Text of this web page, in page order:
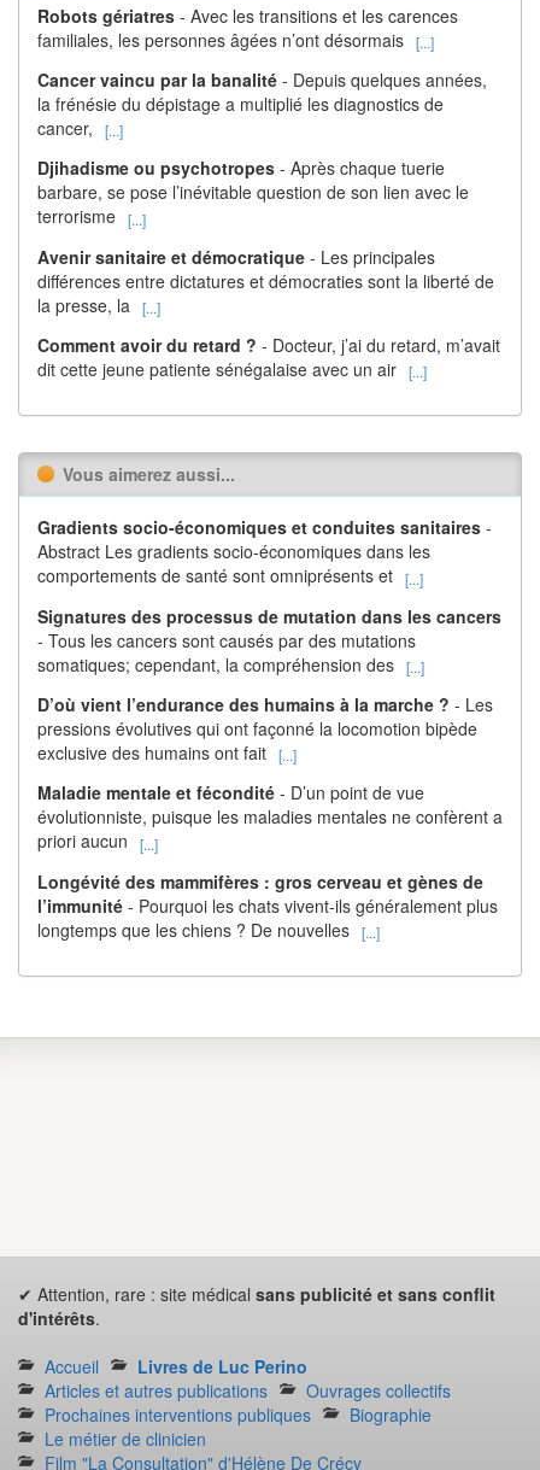
Robots gériatres - Avec les transitions et les carences
familiales, les personnes âgées n’ont désormais [...]
Cancer vaincu par la banalité - Depuis quelques années,
la frénésie du dépistage a multiplié les diagnostics de
cancer,
[...]
Djihadisme ou psychotropes - Après chaque tuerie
barbare, se pose l’inévitable question de son lien avec le
terrorisme [...]
Avenir sanitaire et démocratique - Les principales
différences entre dictatures et démocraties sont la liberté de
la presse, la
[...]
Comment avoir du retard ? - Docteur, j’ai du retard, m’avait
dit cette jeune patiente sénégalaise avec un air [...]
Vous aimerez aussi...
Gradients socio-économiques et conduites sanitaires -
Abstract Les gradients socio-économiques dans les
comportements de santé sont omniprésents et [...]
Signatures des processus de mutation dans les cancers
- Tous les cancers sont causés par des mutations
somatiques; cependant, la compréhension des [...]
D’où vient l’endurance des humains à la marche ? - Les
pressions évolutives qui ont façonné la locomotion bipède
exclusive des humains ont fait [...]
Maladie mentale et fécondité - D’un point de vue
évolutionniste, puisque les maladies mentales ne confèrent a
priori aucun
[...]
Longévité des mammifères : gros cerveau et gènes de
l’immunité - Pourquoi les chats vivent-ils généralement plus
longtemps que les chiens ? De nouvelles [...]
✔ Attention, rare : site médical sans publicité et sans conflit
d'intérêts.
Accueil
Livres de Luc Perino
Articles et autres publications
Ouvrages collectifs
Prochaines interventions publiques
Biographie
Le métier de clinicien
Film "La Consultation" d'Hélène De Crécy